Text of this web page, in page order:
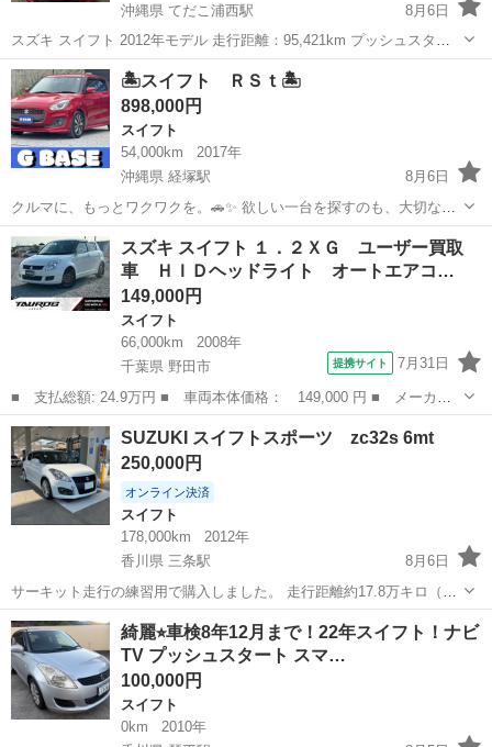
沖縄県 てだこ浦西駅
8月6日
スズキ スイフト 2012年モデル 走行距離：95,421km プッシュスター
ト 純正キー2本 全体的に良好な状態です。エンジンと走行はスムーズ
です。経年劣化のため、塗装の一部に若干の色褪せが見られます。エ
アコンは多少のメ...
沖縄 うるま市 てだこ浦西駅 スイフト
🏝️スイフト ＲＳｔ🏝️
898,000円
スイフト
54,000km
2017年
沖縄県 経塚駅
8月6日
クルマに、もっとワクワクを。🚗✨ 欲しい一台を探すのも、大切な一
台を手放すのも、 あなたらしいスタイルで。🧢☕️ 販売も買取も、気軽
に相談できる場所です！ DMも大歓迎です〜📩 車種：スイフト ＲＳ
ｔ ...
沖縄 浦添市 経塚駅 スイフト
スズキ スイフト １．２ＸＧ ユーザー買取
車 ＨＩＤヘッドライト オートエアコ…
149,000円
スイフト
66,000km
2008年
千葉県 野田市
提携サイト 7月31日
■ 支払総額: 24.9万円 ■ 車両本体価格： 149,000 円 ■ メーカー
名： スズキ ■ 車種名： スイフト ■ グレード名： １．２Ｘ
Ｇ ユーザー買取車 ＨＩＤヘッドライト オートエアコン ＥＴ
Ｃ キーレス ス...
千葉 野田市
SUZUKI スイフトスポーツ zc32s 6mt
250,000円
オンライン決済
スイフト
178,000km
2012年
香川県 三条駅
8月6日
サーキット走行の練習用で購入しました。 走行距離約17.8万キロ（伸
びます） エアコンはアイドリング時のみ効かないです。 走行距離は行
ってますが一通りメンテナンスしているので走る分にはとても状態は
いいとおもいます。 聞...
香川 高松市 三条駅 スイフト SUZUKI
綺麗⭐︎車検8年12月まで！22年スイフト！ナビ
TV プッシュスタート スマ…
100,000円
スイフト
0km
2010年